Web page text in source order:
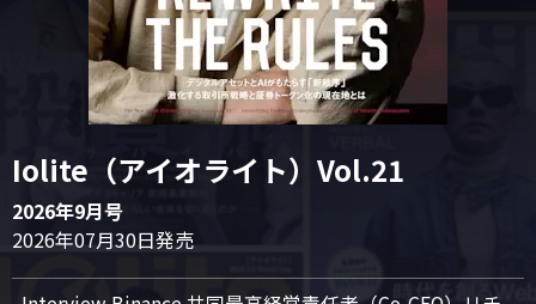
Iolite（アイオライト）Vol.21
2026年9月号
2026年07月30日発売